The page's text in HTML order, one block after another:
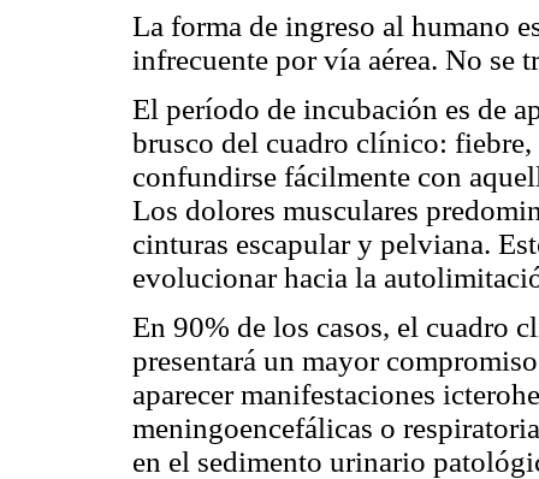
La forma de ingreso al humano
infrecuente por vía aérea. No se
El período de incubación es de
brusco del cuadro clínico:
confundirse fácilmente con
Los dolores musculares
cinturas escapular y pelviana.
evolucionar hacia la
En 90% de los casos, el cuadro
presentará un mayor
aparecer manifestaciones
meningoencefálicas o
en el sedimento urinario